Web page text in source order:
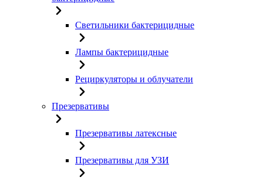
Светильники бактерицидные
Лампы бактерицидные
Рециркуляторы и облучатели
Презервативы
Презервативы латексные
Презервативы для УЗИ